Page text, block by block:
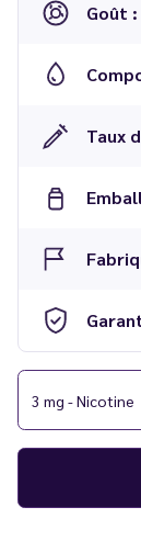
Goût :
Taux